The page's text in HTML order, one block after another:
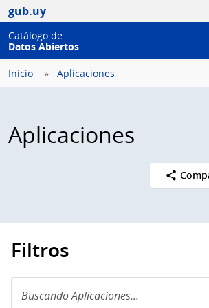
gub.uy
Catálogo de
Datos Abiertos
Inicio Aplicaciones
Aplicaciones
Filtros
Aplicaciones...